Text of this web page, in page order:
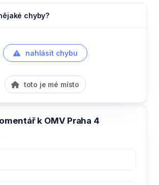
chyby?
nahlásit chybu
toto je mé místo
k OMV Praha 4